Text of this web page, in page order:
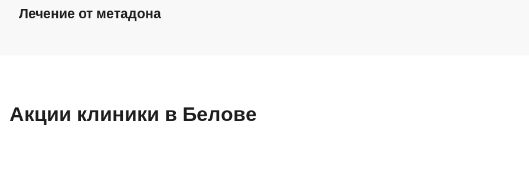
Лечение от метадона
Лечение подростковой наркомании
Акции клиники в Белове